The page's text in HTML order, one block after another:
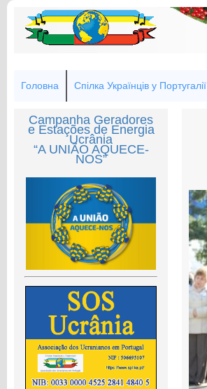
Головна Спілка Українців у Португалії
Campanha Geradores
e Estações de Energia
Ucrânia
“A UNIÃO AQUECE-
NOS”